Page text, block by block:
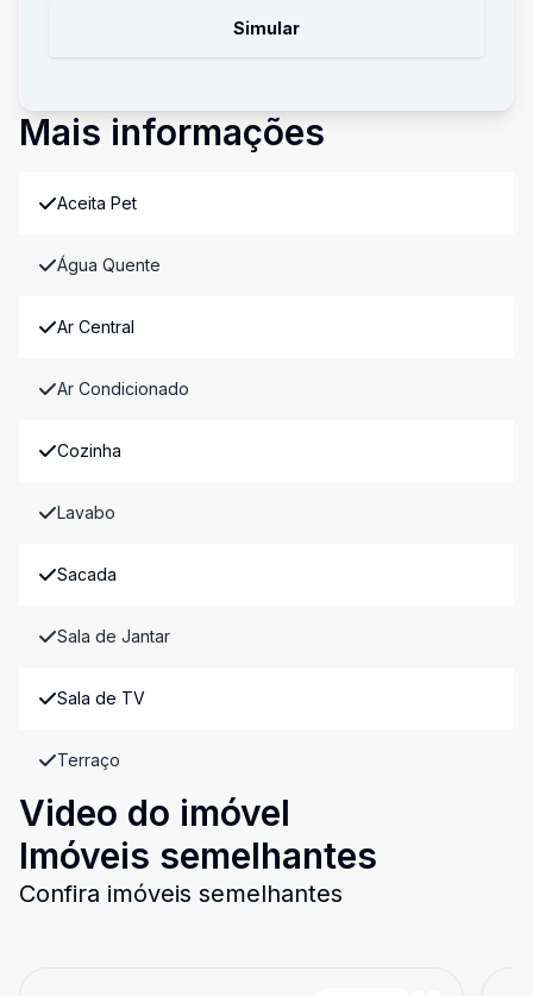
Simular
Mais informações
Aceita Pet
Água Quente
Ar Central
Ar Condicionado
Cozinha
Lavabo
Sacada
Sala de Jantar
Sala de TV
Terraço
Video do imóvel
Imóveis semelhantes
Confira imóveis semelhantes